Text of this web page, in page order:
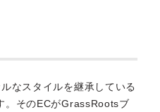
なスタイルを継承している
。そのECがGrassRootsブ